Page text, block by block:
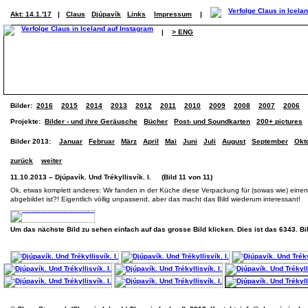
Akt: 14.1.'17 | Claus Djúpavík Links Impressum |
| > ENG
Bilder: 2016 2015 2014 2013 2012 2011 2010 2009 2008 2007 2006
Projekte: Bilder - und ihre Geräusche Bücher Post- und Soundkarten 200+ pictures
Bilder 2013: Januar Februar März April Mai Juni Juli August September
zurück weiter
11.10.2013 – Djúpavík. Und Trékyllisvík. I. (Bild 11 von 11)
Ok, etwas komplett anderes: Wir fanden in der Küche diese Verpackung für (sowas wie)
abgebildet ist?! Eigentlich völlig unpassend, aber das macht das Bild wiederum interessant!
Um das nächste Bild zu sehen einfach auf das grosse Bild klicken. Dies ist das 6343.